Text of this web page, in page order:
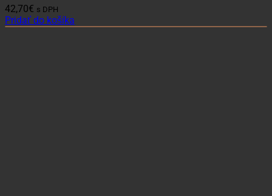
42,70€ s DPH
Pridať do košíka